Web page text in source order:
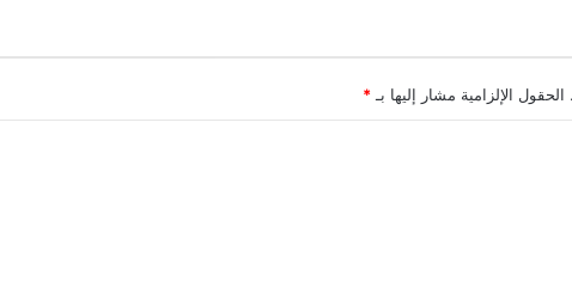
الحقول الإلزامية مشار إليها بـ *